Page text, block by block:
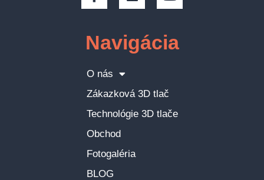
Navigácia
O nás
Zákazková 3D tlač
Technológie 3D tlače
Obchod
Fotogaléria
BLOG